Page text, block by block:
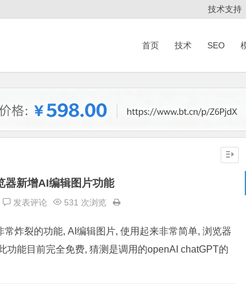
技术支持
首页 技术 SEO
器新增AI编辑图片功能
发表评论 531 次浏览
炸裂的功能, AI编辑图片, 使用起来非常简单, 浏览器
功能目前完全免费, 猜测是调用的openAI chatGPT的